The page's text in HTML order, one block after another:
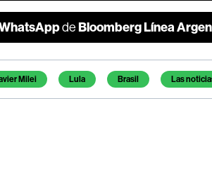
de Bloomberg Línea
Milei Lula Brasil Las